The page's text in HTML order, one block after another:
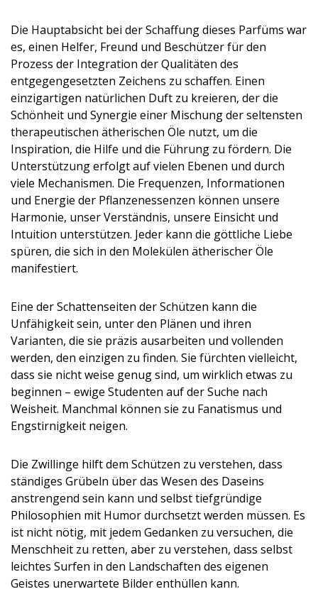
Die Hauptabsicht bei der Schaffung dieses Parfüms war
es, einen Helfer, Freund und Beschützer für den
Prozess der Integration der Qualitäten des
entgegengesetzten Zeichens zu schaffen. Einen
einzigartigen natürlichen Duft zu kreieren, der die
Schönheit und Synergie einer Mischung der seltensten
therapeutischen ätherischen Öle nutzt, um die
Inspiration, die Hilfe und die Führung zu fördern. Die
Unterstützung erfolgt auf vielen Ebenen und durch
viele Mechanismen. Die Frequenzen, Informationen
und Energie der Pflanzenessenzen können unsere
Harmonie, unser Verständnis, unsere Einsicht und
Intuition unterstützen. Jeder kann die göttliche Liebe
spüren, die sich in den Molekülen ätherischer Öle
manifestiert.
Eine der Schattenseiten der Schützen kann die
Unfähigkeit sein, unter den Plänen und ihren
Varianten, die sie präzis ausarbeiten und vollenden
werden, den einzigen zu finden. Sie fürchten vielleicht,
dass sie nicht weise genug sind, um wirklich etwas zu
beginnen – ewige Studenten auf der Suche nach
Weisheit. Manchmal können sie zu Fanatismus und
Engstirnigkeit neigen.
Die Zwillinge hilft dem Schützen zu verstehen, dass
ständiges Grübeln über das Wesen des Daseins
anstrengend sein kann und selbst tiefgründige
Philosophien mit Humor durchsetzt werden müssen. Es
ist nicht nötig, mit jedem Gedanken zu versuchen, die
Menschheit zu retten, aber zu verstehen, dass selbst
leichtes Surfen in den Landschaften des eigenen
Geistes unerwartete Bilder enthüllen kann.